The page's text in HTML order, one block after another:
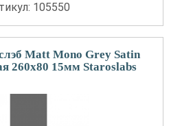
105550
Matt Mono Grey Satin
260x80 15мм Staroslabs